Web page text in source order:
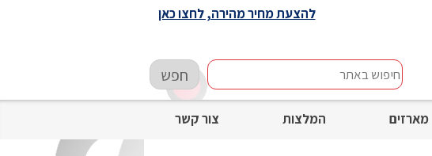
מארזים המלצות צור קשר
חיפוש
באתר
חפש
להצעת מחיר מהירה, לחצו כאן